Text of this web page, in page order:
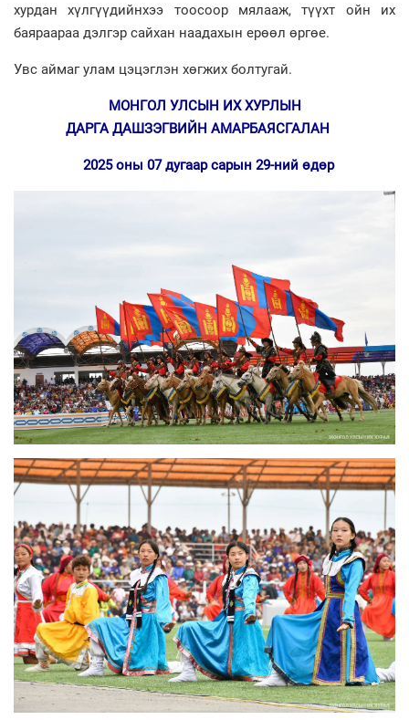
хурдан хүлгүүдийнхээ тоосоор мялааж, түүхт ойн их
баяраараа дэлгэр сайхан наадахын ерөөл өргөе.
Увс аймаг улам цэцэглэн хөгжих болтугай.
МОНГОЛ УЛСЫН ИХ ХУРЛЫН
ДАРГАДАШЗЭГВИЙН АМАРБАЯСГАЛАН
2025 оны 07 дугаар сарын 29-ний өдөр